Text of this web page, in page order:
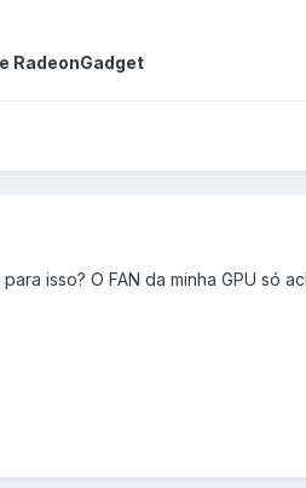
RadeonGadget
isso? O FAN da minha GPU só